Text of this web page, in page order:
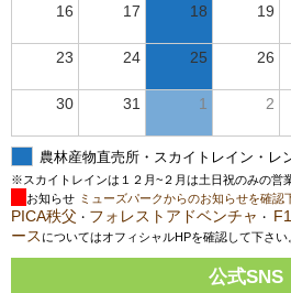
16 17 18 19
23 24 25 26
30 31 1 2
農林産物直売所・スカイトレイン・レ
※スカイトレインは１２月~２月は土日祝のみの営
お知らせ ミューズパークからのお知らせを確認
PICA秩父 ・ フォレストアドベンチャ ・
ース についてはオフィシャルHPを確認して下さい
公式SNS